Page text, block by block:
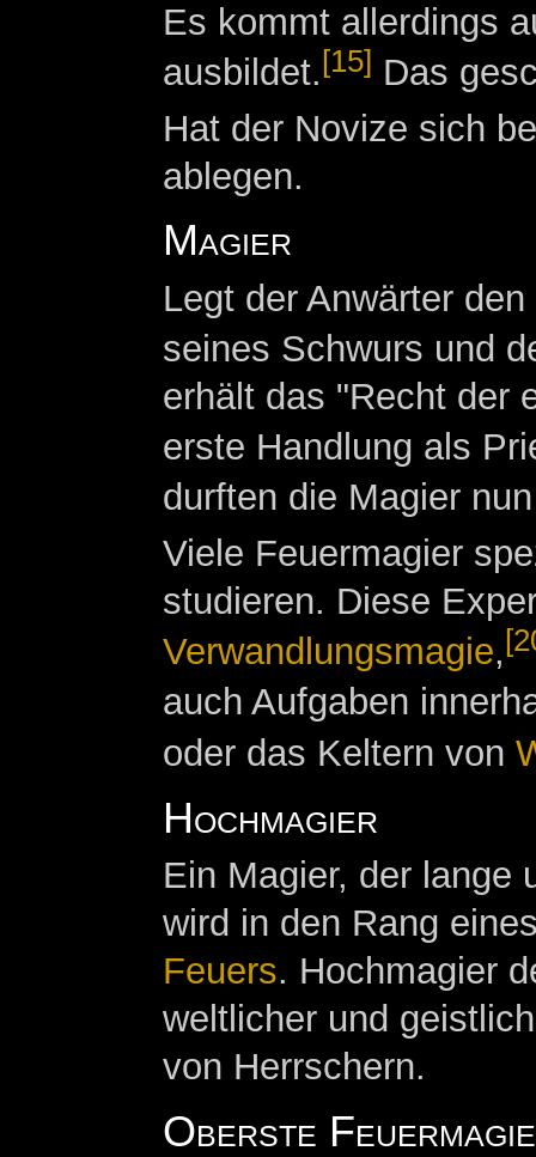
Es kommt allerdings
ausbildet. [15] Das
Hat der Novize sich
ablegen.
Magier
Legt der Anwärter
seines Schwurs und
erhält das "Recht der
erste Handlung als
durften die Magier
Viele Feuermagier
studieren. Diese
Verwandlungsmagie,
auch Aufgaben
oder das Keltern von
Hochmagier
Ein Magier, der lange
wird in den Rang
Feuers. Hochmagier
weltlicher und
von Herrschern.
Oberste